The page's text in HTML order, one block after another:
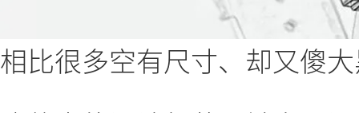
相比很多空有尺寸、却又傻